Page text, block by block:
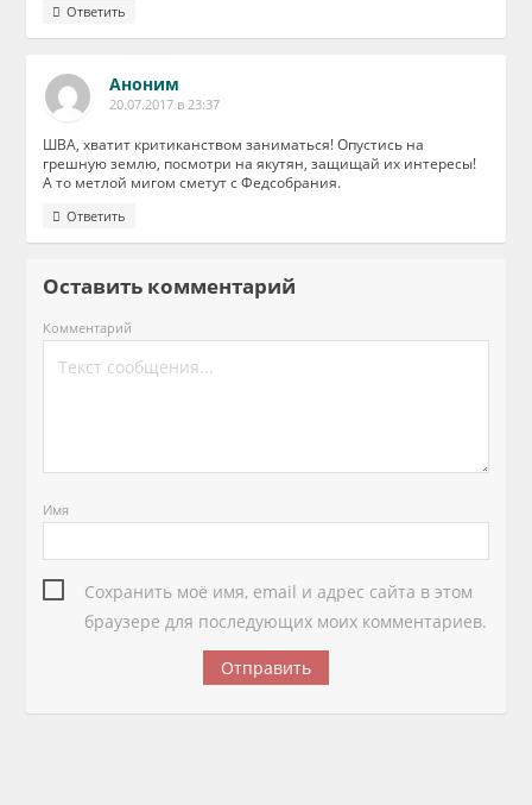
Ответить
Аноним
20.07.2017 в 23:37
ШВА, хватит критиканством заниматься! Опустись на
грешную землю, посмотри на якутян, защищай их интересы!
А то метлой мигом сметут с Федсобрания.
Ответить
Оставить комментарий
Комментарий
Имя
Сохранить моё имя, email и адрес сайта в этом
браузере для последующих моих комментариев.